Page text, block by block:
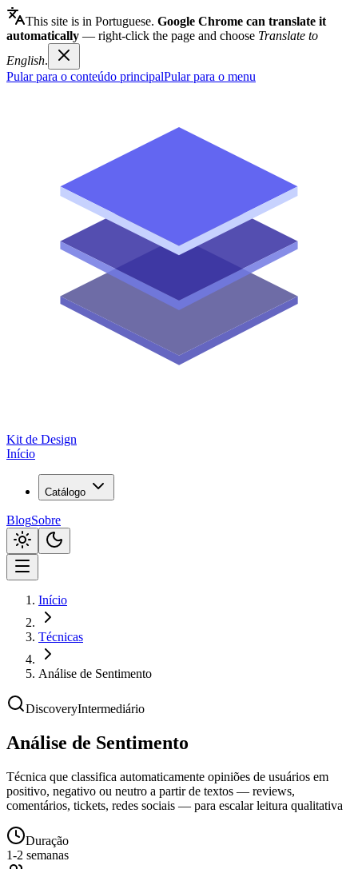
This site is in Portuguese. Google Chrome can translate it
automatically — right-click the page and choose Translate to
English.
Pular para o conteúdo principalPular para o menu
Kit de Design
Início
Catálogo
BlogSobre
Início
Técnicas
Análise de Sentimento
DiscoveryIntermediário
Análise de Sentimento
Técnica que classifica automaticamente opiniões de usuários em
positivo, negativo ou neutro a partir de textos — reviews,
comentários, tickets, redes sociais — para escalar leitura qualitativa
Duração
1-2 semanas